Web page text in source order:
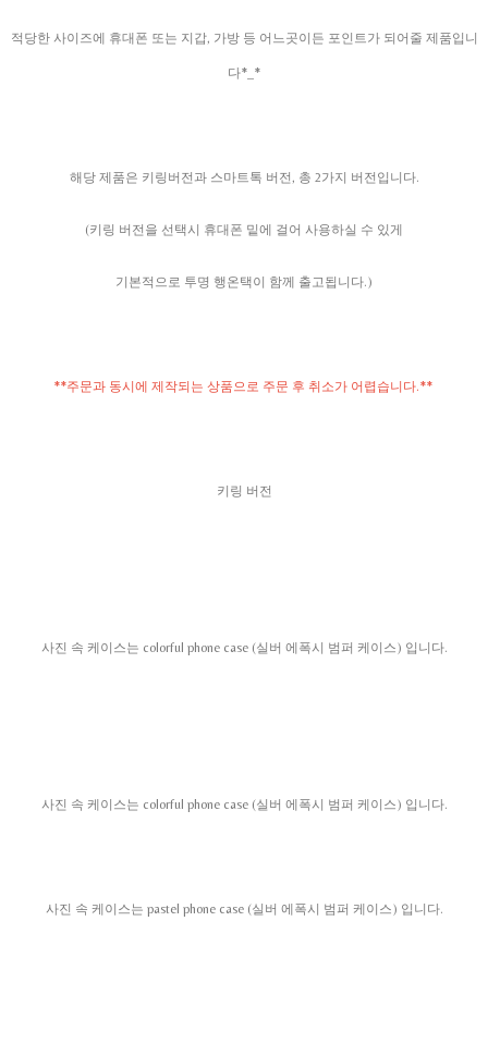
적당한 사이즈에 휴대폰 또는 지갑, 가방 등 어느곳이든 포인트가 되어줄 제품입니
다*_*
해당 제품은 키링버전과 스마트톡 버전, 총 2가지 버전입니다.
(키링 버전을 선택시 휴대폰 밑에 걸어 사용하실 수 있게
기본적으로 투명 행온택이 함께 출고됩니다.)
**주문과 동시에 제작되는 상품으로 주문 후 취소가 어렵습니다.**
키링 버전
사진 속 케이스는 colorful phone case (실버 에폭시 범퍼 케이스) 입니다.
사진 속 케이스는 colorful phone case (실버 에폭시 범퍼 케이스) 입니다.
사진 속 케이스는 pastel phone case (실버 에폭시 범퍼 케이스) 입니다.